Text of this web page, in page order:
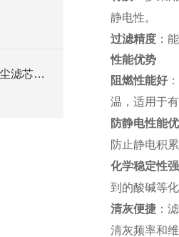
锂电池组装车间集尘器除尘滤芯应用
静电性。
过滤精度：
性能优势
阻燃性能好
温，适用于
防静电性能优
防止静电积
化学稳定性强
到的酸碱等
清灰便捷：
清灰频率和